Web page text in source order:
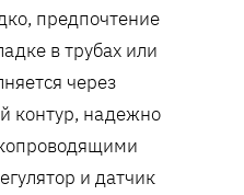
предпочтение
в трубах или
через
контур, надежно
и датчик